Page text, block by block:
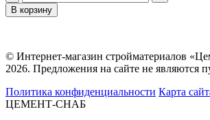
В корзину
© Интернет-магазин стройматериалов
2026. Предложения на сайте не являются
Политика конфиденциальности Карта
ЦЕМЕНТ-СНАБ